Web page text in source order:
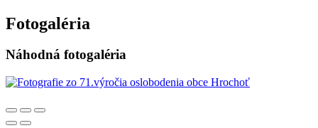
Fotogaléria
Náhodná fotogaléria